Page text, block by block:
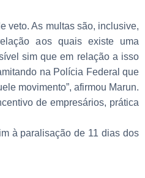
veto. As multas são, inclusive,
aos quais existe uma
sim que em relação a isso
na Polícia Federal que
movimento”, afirmou Marun.
de empresários, prática
à paralisação de 11 dias dos